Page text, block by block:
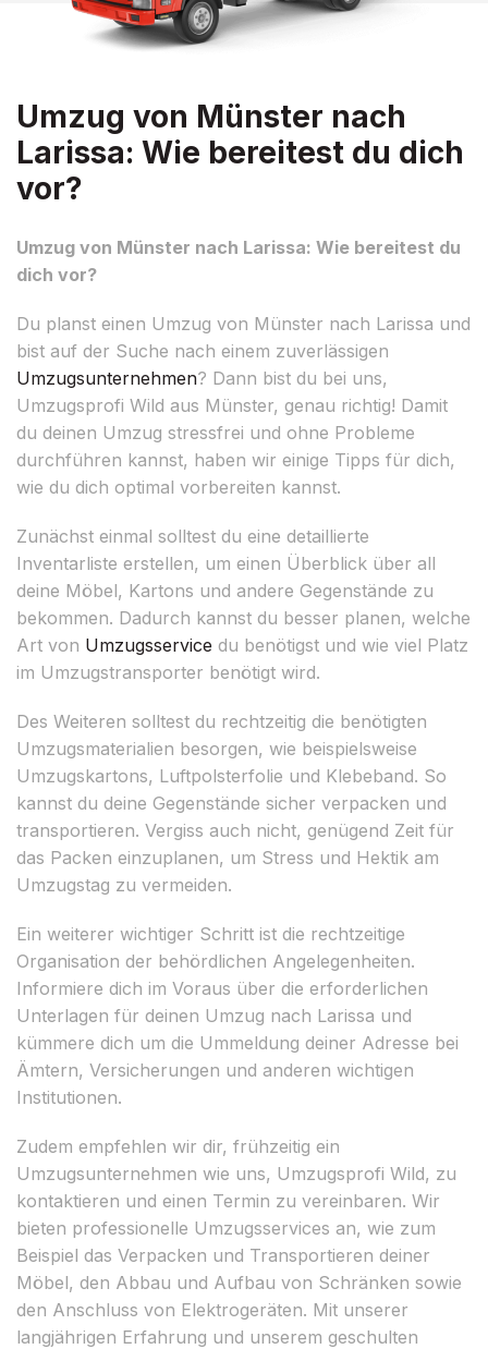
Umzug von Münster nach
Larissa: Wie bereitest du dich
vor?
Umzug von Münster nach Larissa: Wie bereitest du
dich vor?
Du planst einen Umzug von Münster nach Larissa und
bist auf der Suche nach einem zuverlässigen
Umzugsunternehmen? Dann bist du bei uns,
Umzugsprofi Wild aus Münster, genau richtig! Damit
du deinen Umzug stressfrei und ohne Probleme
durchführen kannst, haben wir einige Tipps für dich,
wie du dich optimal vorbereiten kannst.
Zunächst einmal solltest du eine detaillierte
Inventarliste erstellen, um einen Überblick über all
deine Möbel, Kartons und andere Gegenstände zu
bekommen. Dadurch kannst du besser planen, welche
Art von Umzugsservice du benötigst und wie viel Platz
im Umzugstransporter benötigt wird.
Des Weiteren solltest du rechtzeitig die benötigten
Umzugsmaterialien besorgen, wie beispielsweise
Umzugskartons, Luftpolsterfolie und Klebeband. So
kannst du deine Gegenstände sicher verpacken und
transportieren. Vergiss auch nicht, genügend Zeit für
das Packen einzuplanen, um Stress und Hektik am
Umzugstag zu vermeiden.
Ein weiterer wichtiger Schritt ist die rechtzeitige
Organisation der behördlichen Angelegenheiten.
Informiere dich im Voraus über die erforderlichen
Unterlagen für deinen Umzug nach Larissa und
kümmere dich um die Ummeldung deiner Adresse bei
Ämtern, Versicherungen und anderen wichtigen
Institutionen.
Zudem empfehlen wir dir, frühzeitig ein
Umzugsunternehmen wie uns, Umzugsprofi Wild, zu
kontaktieren und einen Termin zu vereinbaren. Wir
bieten professionelle Umzugsservices an, wie zum
Beispiel das Verpacken und Transportieren deiner
Möbel, den Abbau und Aufbau von Schränken sowie
den Anschluss von Elektrogeräten. Mit unserer
langjährigen Erfahrung und unserem geschulten